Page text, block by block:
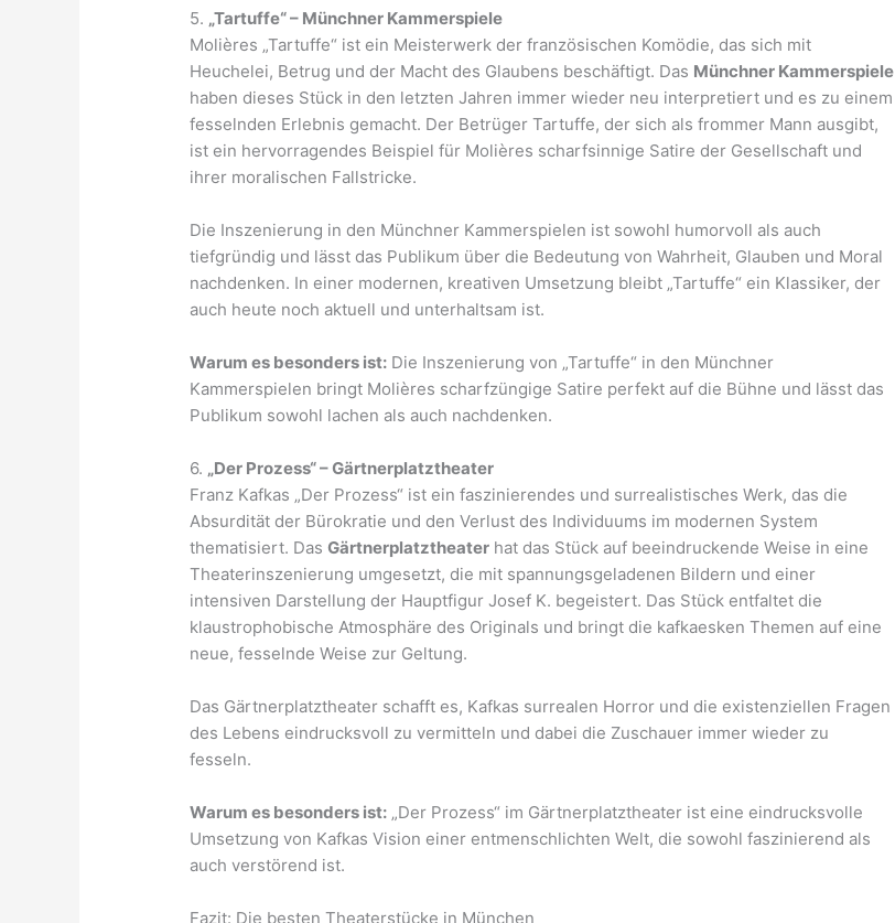
5. „Tartuffe“ – Münchner Kammerspiele
Molières „Tartuffe“ ist ein Meisterwerk der französischen Komödie, das sich mit
Heuchelei, Betrug und der Macht des Glaubens beschäftigt. Das Münchner Kammerspiele
haben dieses Stück in den letzten Jahren immer wieder neu interpretiert und es zu einem
fesselnden Erlebnis gemacht. Der Betrüger Tartuffe, der sich als frommer Mann ausgibt,
ist ein hervorragendes Beispiel für Molières scharfsinnige Satire der Gesellschaft und
ihrer moralischen Fallstricke.
Die Inszenierung in den Münchner Kammerspielen ist sowohl humorvoll als auch
tiefgründig und lässt das Publikum über die Bedeutung von Wahrheit, Glauben und Moral
nachdenken. In einer modernen, kreativen Umsetzung bleibt „Tartuffe“ ein Klassiker, der
auch heute noch aktuell und unterhaltsam ist.
Warum es besonders ist: Die Inszenierung von „Tartuffe“ in den Münchner
Kammerspielen bringt Molières scharfzüngige Satire perfekt auf die Bühne und lässt das
Publikum sowohl lachen als auch nachdenken.
6. „Der Prozess“ – Gärtnerplatztheater
Franz Kafkas „Der Prozess“ ist ein faszinierendes und surrealistisches Werk, das die
Absurdität der Bürokratie und den Verlust des Individuums im modernen System
thematisiert. DasGärtnerplatztheater hat das Stück auf beeindruckende Weise in eine
Theaterinszenierung umgesetzt, die mit spannungsgeladenen Bildern und einer
intensiven Darstellung der Hauptfigur Josef K. begeistert. Das Stück entfaltet die
klaustrophobische Atmosphäre des Originals und bringt die kafkaesken Themen auf eine
neue, fesselnde Weise zur Geltung.
Das Gärtnerplatztheater schafft es, Kafkas surrealen Horror und die existenziellen Fragen
des Lebens eindrucksvoll zu vermitteln und dabei die Zuschauer immer wieder zu
fesseln.
Warum es besonders ist: „Der Prozess“ im Gärtnerplatztheater ist eine eindrucksvolle
Umsetzung von Kafkas Vision einer entmenschlichten Welt, die sowohl faszinierend als
auch verstörend ist.
Fazit: Die besten Theaterstücke in München